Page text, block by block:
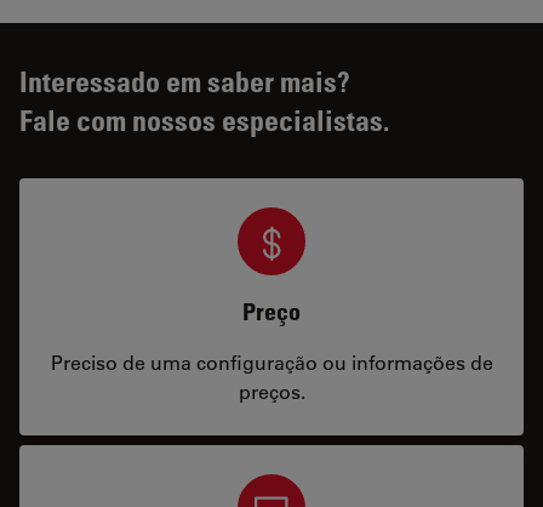
Interessado em saber mais?
Fale com nossos especialistas.
Preço
Preciso de uma configuração ou informações de
preços.